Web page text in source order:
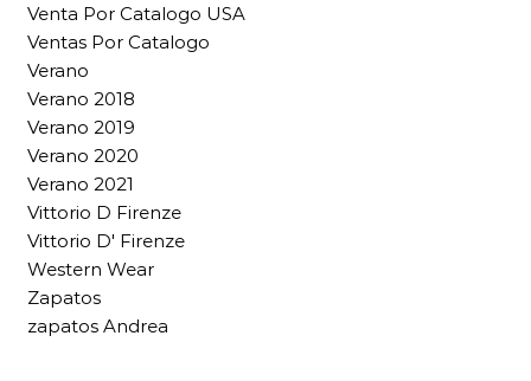
Venta Por Catalogo USA
Ventas Por Catalogo
Verano
Verano 2018
Verano 2019
Verano 2020
Verano 2021
Vittorio D Firenze
Vittorio D' Firenze
Western Wear
Zapatos
zapatos Andrea